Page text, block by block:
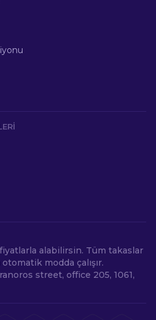
alabilirsin. Tüm takaslar
otomatik modda çalışır.
street, office 205, 1061,